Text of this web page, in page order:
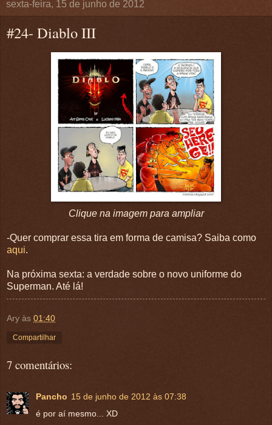
sexta-feira, 15 de junho de 2012
#24- Diablo III
Clique na imagem para ampliar
-Quer comprar essa tira em forma de camisa? Saiba como
aqui.
Na próxima sexta: a verdade sobre o novo uniforme do
Superman. Até lá!
Ary às 01:40
Compartilhar
7 comentários:
Pancho 15 de junho de 2012 às 07:38
é por aí mesmo... XD